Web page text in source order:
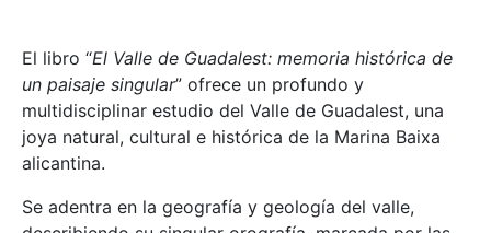
El libro “El Valle de Guadalest: memoria histórica de
un paisaje singular” ofrece un profundo y
multidisciplinar estudio del Valle de Guadalest, una
joya natural, cultural e histórica de la Marina Baixa
alicantina.
Se adentra en la geografía y geología del valle,